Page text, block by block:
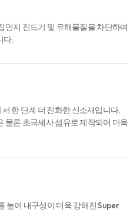
먼지 진드기 및 유해물질을 차단하며
다.
론 초극세사 섬유로 제작되어 더욱
높여 내구성이 더욱 강해진 Super
로지 원단입니다.